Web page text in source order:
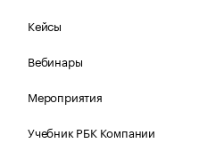
Кейсы
Вебинары
Мероприятия
Учебник РБК Компании